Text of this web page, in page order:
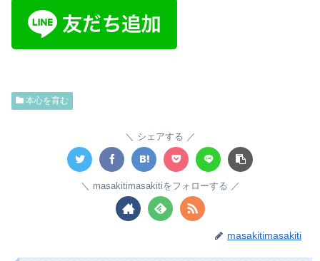
本心を育む
シェアする
masakitimasakitiをフォローする
masakitimasakiti